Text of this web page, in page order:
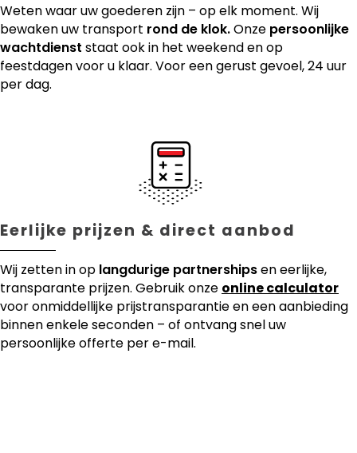
Weten waar uw goederen zijn – op elk moment. Wij
bewaken uw transport rond de klok.Onze persoonlijke
wachtdienst staat ook in het weekend en op
feestdagen voor u klaar. Voor een gerust gevoel, 24 uur
per dag.
Eerlijke prijzen & direct aanbod
Wij zetten in op langdurige partnershipsen eerlijke,
transparante prijzen. Gebruik onze online calculator
voor onmiddellijke prijstransparantie en een aanbieding
binnen enkele seconden – of ontvang snel uw
persoonlijke offerte per e-mail.